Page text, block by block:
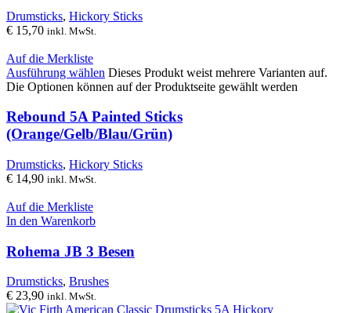
Drumsticks, Hickory Sticks
€ 15,70 inkl. MwSt.
Auf die Merkliste
Ausführung wählen Dieses Produkt weist mehrere Varianten auf.
Die Optionen können auf der Produktseite gewählt werden
Rebound 5A Painted Sticks
(Orange/Gelb/Blau/Grün)
Drumsticks, Hickory Sticks
€ 14,90 inkl. MwSt.
Auf die Merkliste
In den Warenkorb
Rohema JB 3 Besen
Drumsticks, Brushes
€ 23,90 inkl. MwSt.